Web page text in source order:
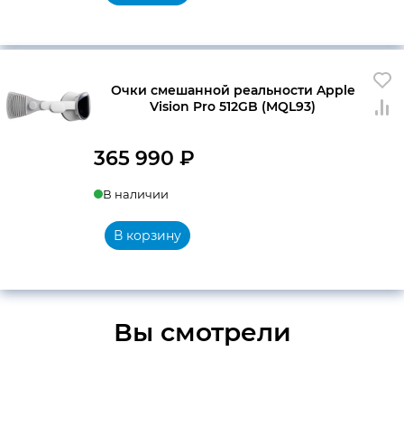
990 ₽.
Очки смешанной реальности Apple
Vision Pro 512GB (MQL93)
365 990 ₽
В наличии
В корзину
Вы смотрели